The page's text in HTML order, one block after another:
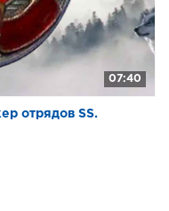
07:40
отрядов SS.